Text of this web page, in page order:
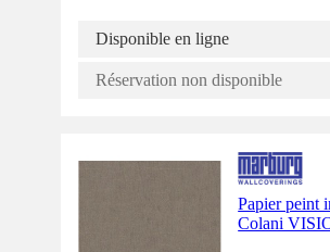
Disponible en ligne
Réservation non disponible
Papier peint
Colani